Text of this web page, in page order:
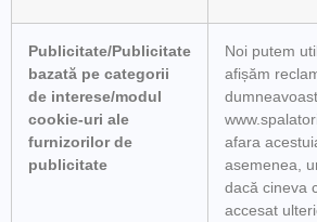
Publicitate/Publicitate
bazată pe categorii
de interese/modul
cookie-uri ale
furnizorilor de
publicitate
Noi putem
afișăm
afara
asemenea,
dacă cineva
accesat